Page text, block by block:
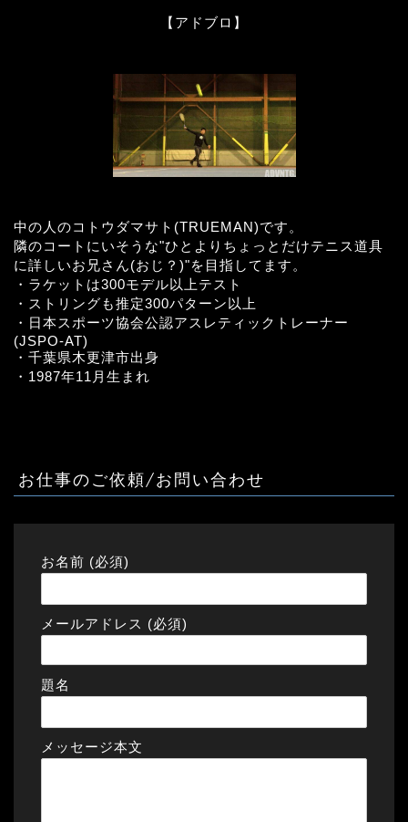
【アドブロ】
中の人のコトウダマサト(TRUEMAN)です。
隣のコートにいそうな"ひとよりちょっとだけテニス道具
に詳しいお兄さん(おじ？)"を目指してます。
・ラケットは300モデル以上テスト
・ストリングも推定300パターン以上
・日本スポーツ協会公認アスレティックトレーナー
(JSPO-AT)
・千葉県木更津市出身
・1987年11月生まれ
お仕事のご依頼/お問い合わせ
お名前 (必須)
メールアドレス (必須)
題名
メッセージ本文